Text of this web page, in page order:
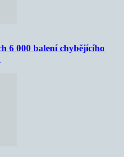
6 000 balení chybějícího